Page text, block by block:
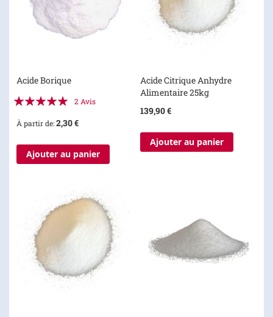
Acide Borique
Évaluation:
2 Avis
À partir de 2,30 €
Ajouter au panier
Acide Citrique Anhydre
Alimentaire 25kg
139,90 €
Ajouter au panier